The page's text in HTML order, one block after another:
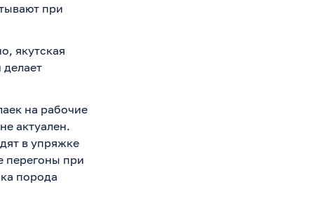
при
якутская
на рабочие
актуален.
в упряжке
перегоны при
порода